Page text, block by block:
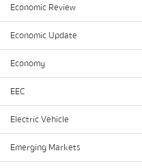
Economic Review
Economic Update
Economy
EEC
Electric Vehicle
Emerging Markets